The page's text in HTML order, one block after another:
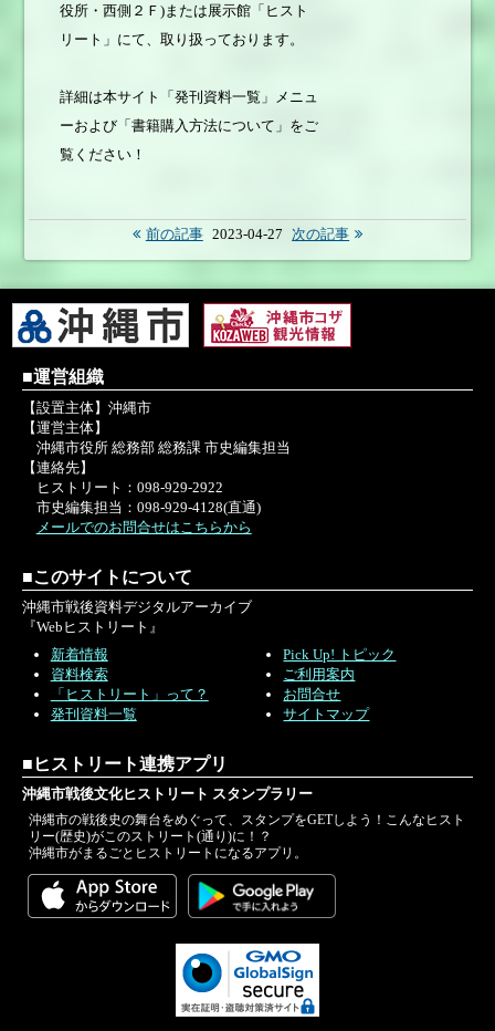
役所・西側２Ｆ)または展示館「ヒスト
リート」にて、取り扱っております。
詳細は本サイト「発刊資料一覧」メニュ
ーおよび「書籍購入方法について」をご
覧ください！
前の記事 2023-04-27 次の記事
■運営組織
【設置主体】沖縄市
【運営主体】
沖縄市役所 総務部 総務課 市史編集担当
【連絡先】
ヒストリート：098-929-2922
市史編集担当：098-929-4128(直通)
メールでのお問合せはこちらから
■このサイトについて
沖縄市戦後資料デジタルアーカイブ
『Webヒストリート』
新着情報
資料検索
「ヒストリート」って？
発刊資料一覧
Pick Up! トピック
ご利用案内
お問合せ
サイトマップ
■ヒストリート連携アプリ
沖縄市戦後文化ヒストリート スタンプラリー
沖縄市の戦後史の舞台をめぐって、スタンプをGETしよう！こんなヒスト
リー(歴史)がこのストリート(通り)に！？
沖縄市がまるごとヒストリートになるアプリ。